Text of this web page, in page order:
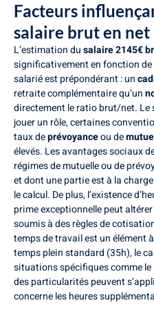
Facteurs
salaire brut en net
L’estimation dusalaire 2145€
significativement en fonction
salarié est prépondérant : un
retraite complémentaire qu’un
directement le ratio brut/net. Le
jouer un rôle, certaines
taux deprévoyanceou de
élevés. Les avantages sociaux
régimes de mutuelle ou de
et dont une partie est à la
le calcul. De plus, l’existence
prime exceptionnelle peut
soumis à des règles de
temps de travail est un élément
temps plein standard (35h), le
situations spécifiques comme le
des particularités peuvent
concerne les heures